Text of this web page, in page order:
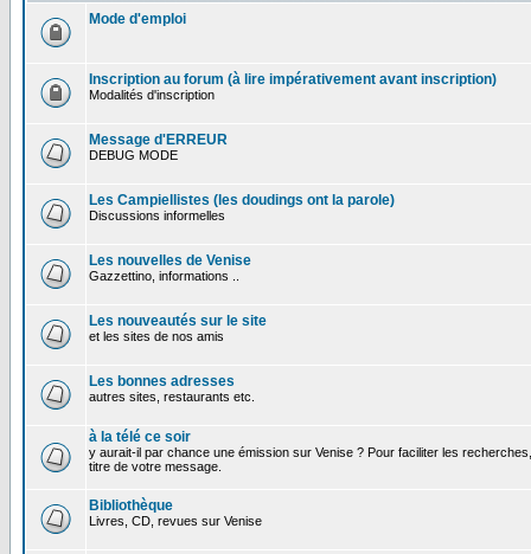
Mode d'emploi
Inscription au forum (à lire impérativement avant inscription)
Modalités d'inscription
Message d'ERREUR
DEBUG MODE
Les Campiellistes (les doudings ont la parole)
Discussions informelles
Les nouvelles de Venise
Gazzettino, informations ..
Les nouveautés sur le site
et les sites de nos amis
Les bonnes adresses
autres sites, restaurants etc.
à la télé ce soir
y aurait-il par chance une émission sur Venise ? Pour faciliter les
titre de votre message.
Bibliothèque
Livres, CD, revues sur Venise